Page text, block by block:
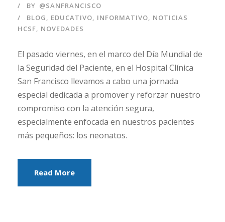
BY @SANFRANCISCO
BLOG, EDUCATIVO, INFORMATIVO, NOTICIAS
HCSF, NOVEDADES
El pasado viernes, en el marco del Día Mundial de
la Seguridad del Paciente, en el Hospital Clínica
San Francisco llevamos a cabo una jornada
especial dedicada a promover y reforzar nuestro
compromiso con la atención segura,
especialmente enfocada en nuestros pacientes
más pequeños: los neonatos.
Read More